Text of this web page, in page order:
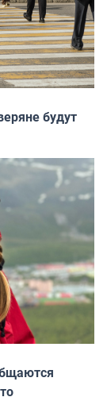
будут